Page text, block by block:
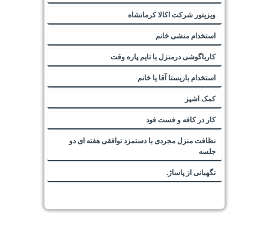
ویزیتور شرکت اکالا کرمانشاه
استخدام منشی خانم
کارباگوشی درمنزل با تایم پاره وقت
استخدام باریستا آقا یا خانم
کمک اشپز
کار در کافه و فست فود
نظافت منزل مجردی با دستمزد توافقی هفته ای دو
جلسه
نگهبانی از پاساژ.